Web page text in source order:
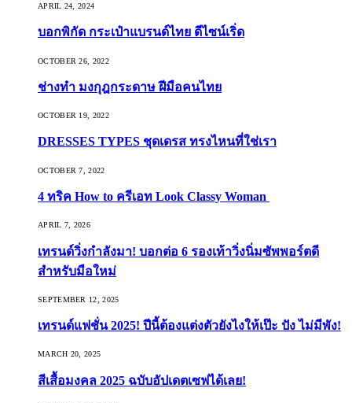
APRIL 24, 2024
บอกพิกัด กระเป๋าแบรนด์ไทย ดีไซน์เริ่ด
OCTOBER 26, 2022
ช่างทำ มงกุฎกระดาษ ฝีมือคนไทย
OCTOBER 19, 2022
DRESSES TYPES ชุดเดรส ทรงไหนที่ใช่เรา
OCTOBER 7, 2022
4 ทริค How to ครีเอท Look Classy Woman
APRIL 7, 2026
เทรนด์วิ่งกำลังมา! บอกต่อ 6 รองเท้าวิ่งนิ่มซัพพอร์ตดี
สำหรับมือใหม่
SEPTEMBER 12, 2025
เทรนด์แฟชั่น 2025! ปีนี้ต้องแต่งตัวยังไงให้เป๊ะ ปัง ไม่มีพัง!
MARCH 20, 2025
สีเสื้อมงคล 2025 ฉบับอัปเดตเซฟได้เลย!